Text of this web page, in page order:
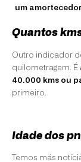
um
Quantos
Outro indicador
quilometragem. É
40.000 kms ou
primeiro.
Idade dos
Temos más